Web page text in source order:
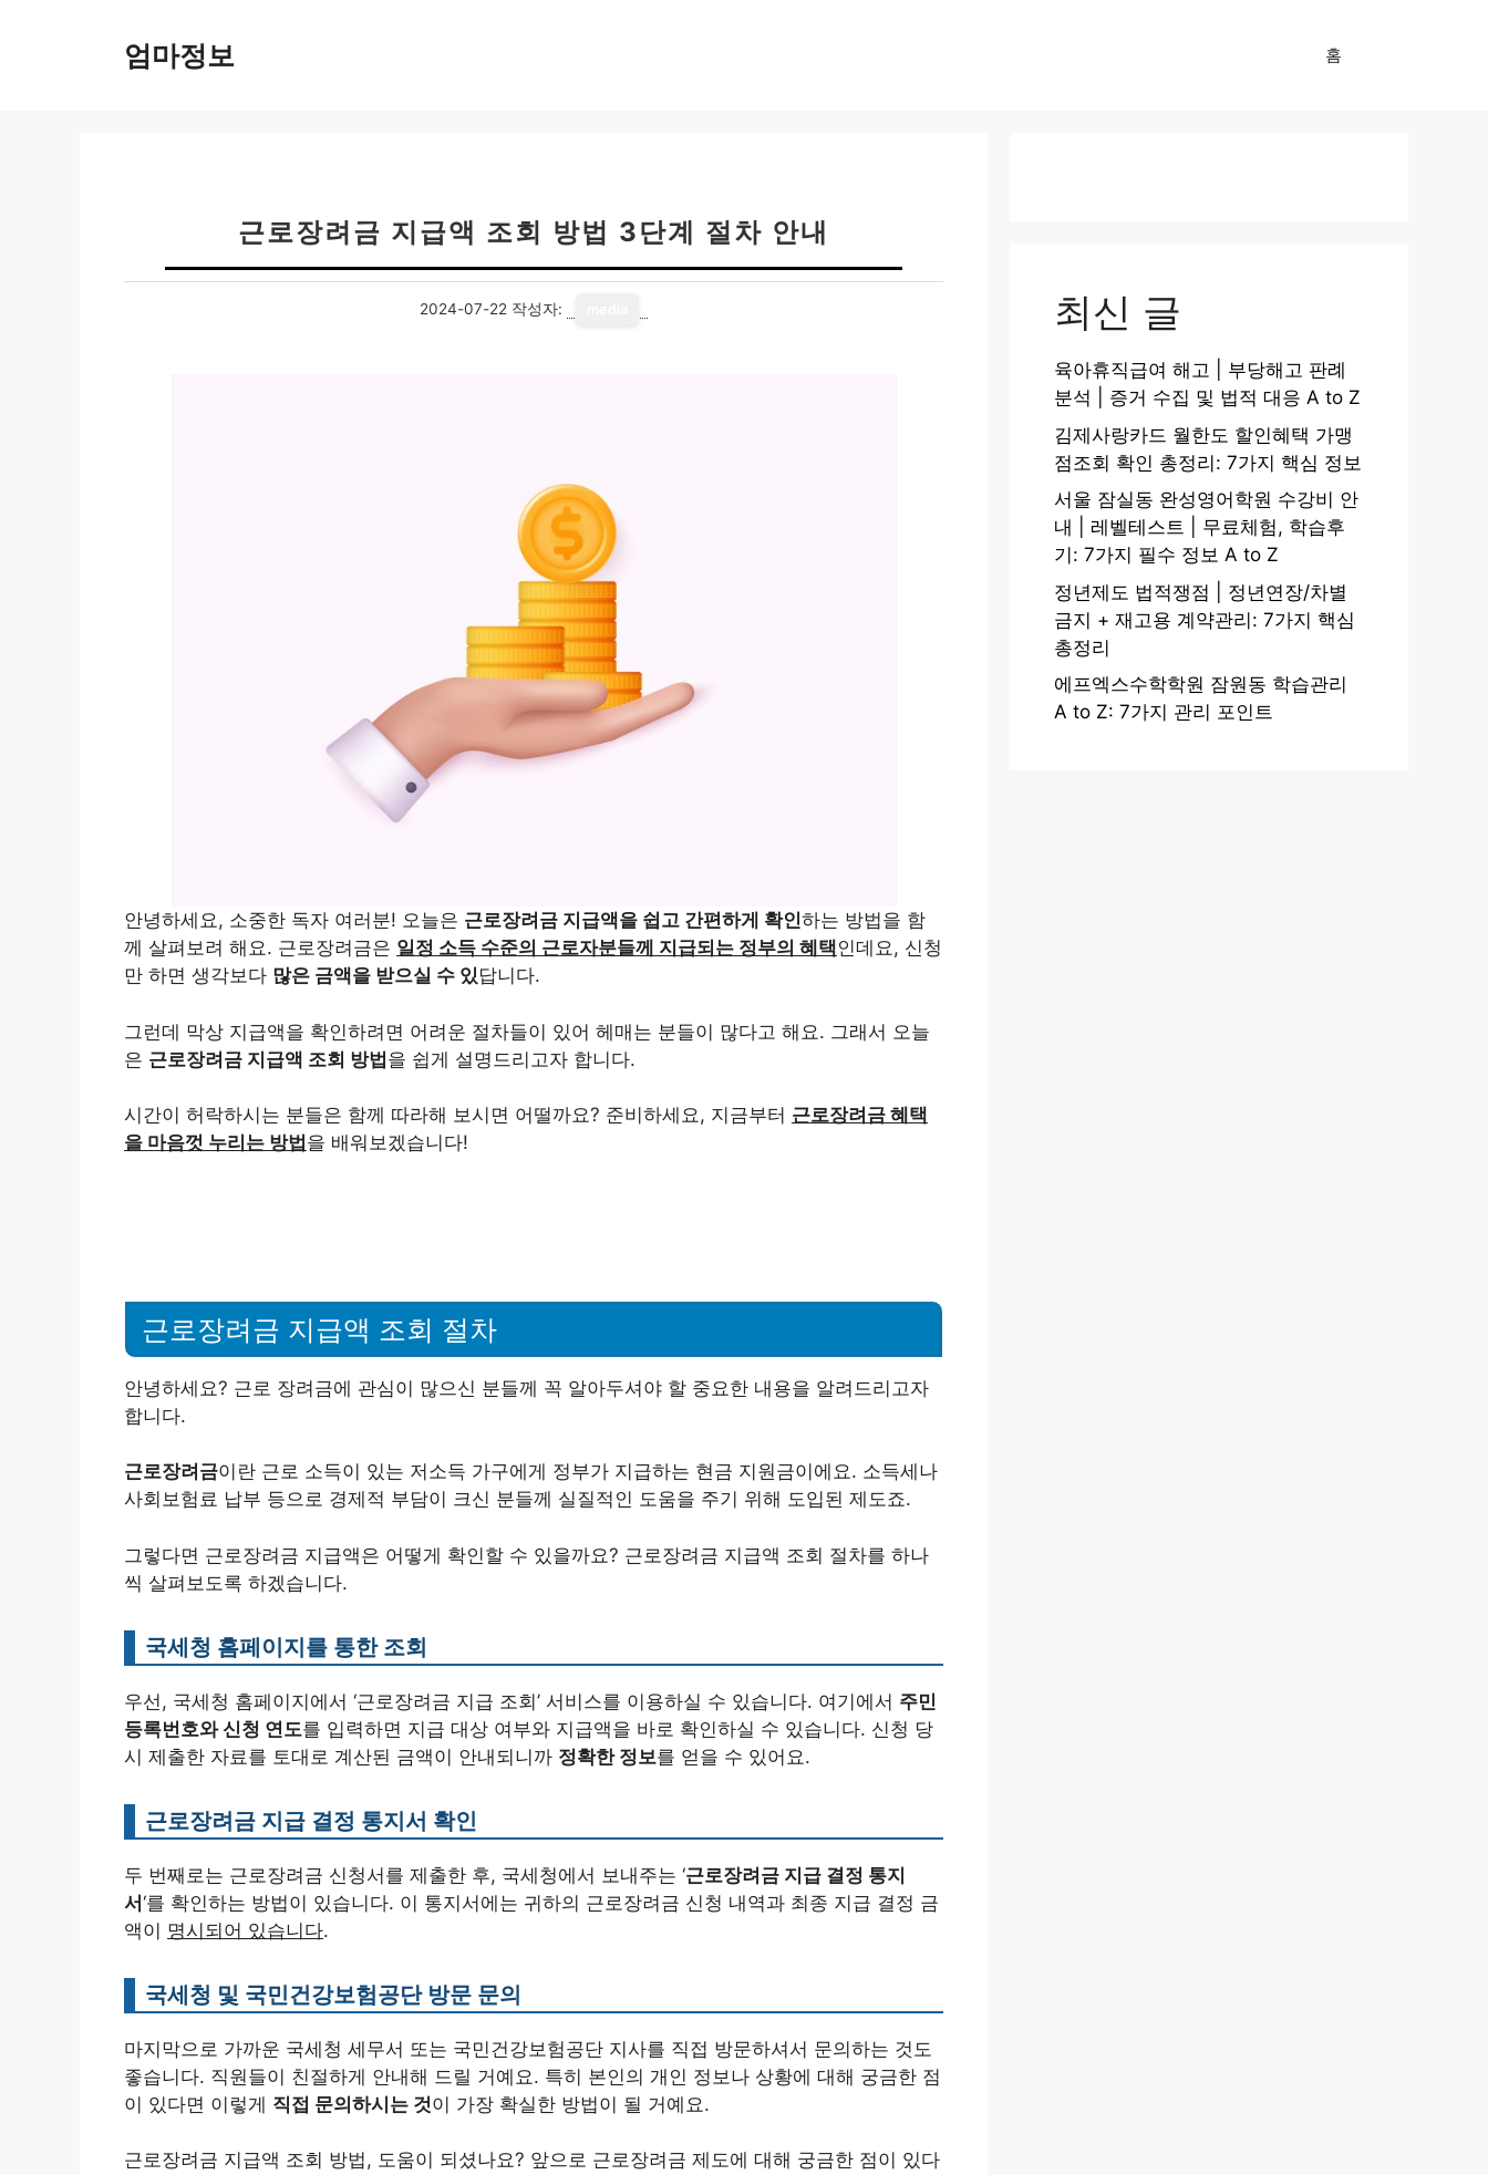
엄마정보 홈
근로장려금 지급액 조회 방법 3단계 절차 안내
2024-07-22 작성자:
안녕하세요, 소중한 독자 여러분! 오늘은 근로장려금 지급액을 쉽고 간편하게 확인하는 방법을 함
께 살펴보려 해요. 근로장려금은 일정 소득 수준의 근로자분들께 지급되는 정부의 혜택 인데요, 신청
만 하면 생각보다 많은 금액을 받으실 수 있 답니다.
그런데 막상 지급액을 확인하려면 어려운 절차들이 있어 헤매는 분들이 많다고 해요. 그래서 오늘
은 근로장려금 지급액 조회 방법을 쉽게 설명드리고자 합니다.
시간이 허락하시는 분들은 함께 따라해 보시면 어떨까요? 준비하세요, 지금부터 근로장려금 혜택
을 마음껏 누리는 방법 을 배워보겠습니다!
근로장려금 지급액 조회 절차
안녕하세요? 근로 장려금에 관심이 많으신 분들께 꼭 알아두셔야 할 중요한 내용을 알려드리고자
합니다.
근로장려금이란 근로 소득이 있는 저소득 가구에게 정부가 지급하는 현금 지원금이에요. 소득세나
사회보험료 납부 등으로 경제적 부담이 크신 분들께 실질적인 도움을 주기 위해 도입된 제도죠.
그렇다면 근로장려금 지급액은 어떻게 확인할 수 있을까요? 근로장려금 지급액 조회 절차를 하나
씩 살펴보도록 하겠습니다.
국세청 홈페이지를 통한 조회
우선, 국세청 홈페이지에서 ‘근로장려금 지급 조회’ 서비스를 이용하실 수 있습니다. 여기에서 주민
등록번호와 신청 연도를 입력하면 지급 대상 여부와 지급액을 바로 확인하실 수 있습니다. 신청 당
시 제출한 자료를 토대로 계산된 금액이 안내되니까 정확한 정보를 얻을 수 있어요.
근로장려금 지급 결정 통지서 확인
두 번째로는 근로장려금 신청서를 제출한 후, 국세청에서 보내주는 ‘근로장려금 지급 결정 통지
서‘를 확인하는 방법이 있습니다. 이 통지서에는 귀하의 근로장려금 신청 내역과 최종 지급 결정 금
액이 명시되어 있습니다.
국세청 및 국민건강보험공단 방문 문의
마지막으로 가까운 국세청 세무서 또는 국민건강보험공단 지사를 직접 방문하셔서 문의하는 것도
좋습니다. 직원들이 친절하게 안내해 드릴 거예요. 특히 본인의 개인 정보나 상황에 대해 궁금한 점
이 있다면 이렇게 직접 문의하시는 것이 가장 확실한 방법이 될 거예요.
근로장려금 지급액 조회 방법, 도움이 되셨나요? 앞으로 근로장려금 제도에 대해 궁금한 점이 있다
최신 글
육아휴직급여 해고 | 부당해고 판례
분석 | 증거 수집 및 법적 대응 A to Z
김제사랑카드 월한도 할인혜택 가맹
점조회 확인 총정리: 7가지 핵심 정보
서울 잠실동 완성영어학원 수강비 안
내 | 레벨테스트 | 무료체험, 학습후
기: 7가지 필수 정보 A to Z
정년제도 법적쟁점 | 정년연장/차별
금지 + 재고용 계약관리: 7가지 핵심
총정리
에프엑스수학학원 잠원동 학습관리
A to Z: 7가지 관리 포인트